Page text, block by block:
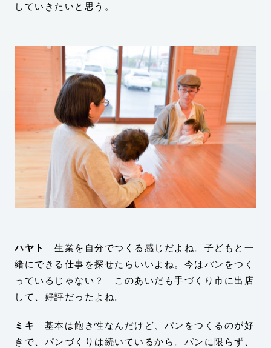
していきたいと思う。
ハヤト
生業を自分でつくる感じだよね。子どもと一
緒にできる仕事を探せたらいいよね。今はパンをつく
っているじゃない？ このあいだも手づくり市に出店
して、好評だったよね。
ミキ
基本は飽き性なんだけど、パンをつくるのが好
きで、パンづくりは続いているから。パンに限らず、